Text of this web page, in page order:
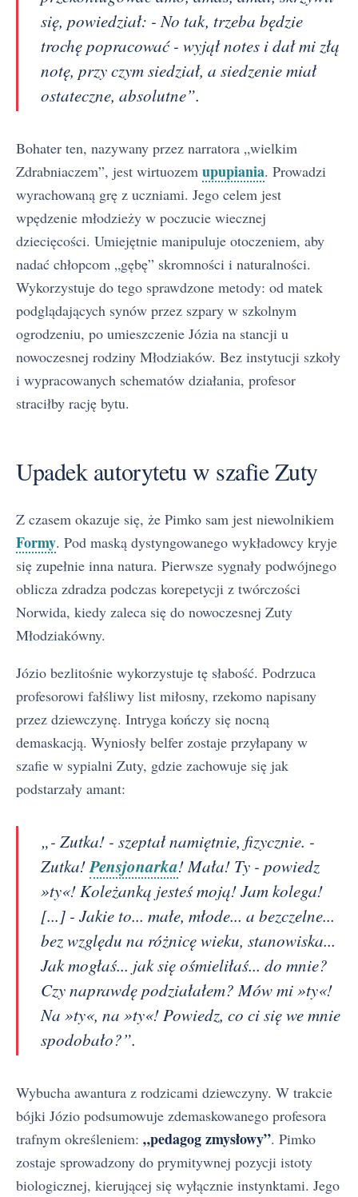
się, powiedział: - No tak, trzeba będzie
trochę popracować - wyjął notes i dał mi złą
notę, przy czym siedział, a siedzenie miał
ostateczne, absolutne”.
Bohater ten, nazywany przez narratora „wielkim
Zdrabniaczem”, jest wirtuozem upupiania. Prowadzi
wyrachowaną grę z uczniami. Jego celem jest
wpędzenie młodzieży w poczucie wiecznej
dziecięcości. Umiejętnie manipuluje otoczeniem, aby
nadać chłopcom „gębę” skromności i naturalności.
Wykorzystuje do tego sprawdzone metody: od matek
podglądających synów przez szpary w szkolnym
ogrodzeniu, po umieszczenie Józia na stancji u
nowoczesnej rodziny Młodziaków. Bez instytucji szkoły
i wypracowanych schematów działania, profesor
straciłby rację bytu.
Upadek autorytetu w szafie Zuty
Z czasem okazuje się, że Pimko sam jest niewolnikiem
Formy. Pod maską dystyngowanego wykładowcy kryje
się zupełnie inna natura. Pierwsze sygnały podwójnego
oblicza zdradza podczas korepetycji z twórczości
Norwida, kiedy zaleca się do nowoczesnej Zuty
Młodziakówny.
Józio bezlitośnie wykorzystuje tę słabość. Podrzuca
profesorowi fałśliwy list miłosny, rzekomo napisany
przez dziewczynę. Intryga kończy się nocną
demaskacją. Wyniosły belfer zostaje przyłapany w
szafie w sypialni Zuty, gdzie zachowuje się jak
podstarzały amant:
„- Zutka! - szeptał namiętnie, fizycznie. -
Zutka!Pensjonarka! Mała! Ty - powiedz
»ty«! Koleżanką jesteś moją! Jam kolega!
[...] - Jakie to... małe, młode... a bezczelne...
bez względu na różnicę wieku, stanowiska...
Jak mogłaś... jak się ośmieliłaś... do mnie?
Czy naprawdę podziałałem? Mów mi »ty«!
Na »ty«, na »ty«! Powiedz, co ci się we mnie
spodobało?”.
Wybucha awantura z rodzicami dziewczyny. W trakcie
bójki Józio podsumowuje zdemaskowanego profesora
trafnym określeniem: „pedagog zmysłowy”. Pimko
zostaje sprowadzony do prymitywnej pozycji istoty
biologicznej, kierującej się wyłącznie instynktami. Jego